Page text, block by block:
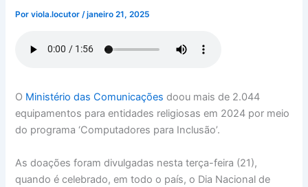
Porviola.locutor/janeiro 21, 2025
O Ministério das Comunicações doou mais de 2.044
equipamentos para entidades religiosas em 2024 por meio
do programa ‘Computadores para Inclusão’.
As doações foram divulgadas nesta terça-feira (21),
quando é celebrado, em todo o país, o Dia Nacional de